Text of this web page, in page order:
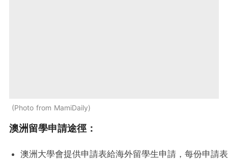
Photo from MamiDaily
澳洲留學申請途徑：
澳洲大學會提供申請表給海外留學生申請，每份申請表